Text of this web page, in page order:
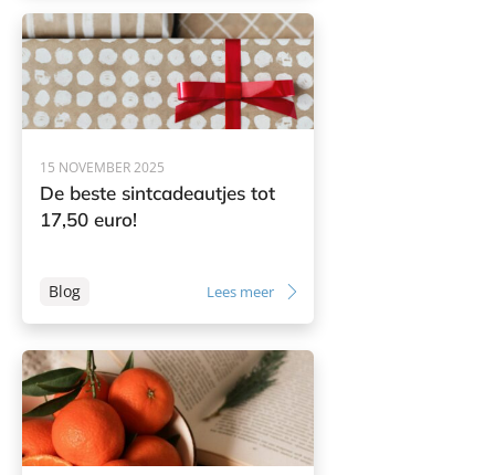
15 NOVEMBER 2025
De beste sintcadeautjes tot
17,50 euro!
Blog Lees meer